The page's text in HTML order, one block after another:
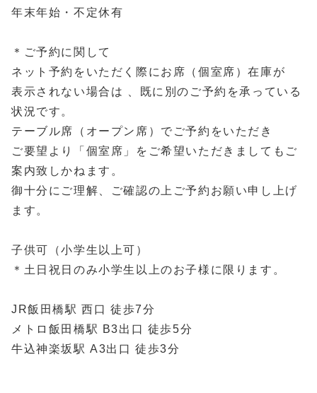
年末年始・不定休有
＊ご予約に関して
ネット予約をいただく際にお席（個室席）在庫が
表示されない場合は 、既に別のご予約を承っている
状況です。
テーブル席（オープン席）でご予約をいただき
ご要望より「個室席」をご希望いただきましてもご
案内致しかねます。
御十分にご理解、ご確認の上ご予約お願い申し上げ
ます。
子供可（小学生以上可）
＊土日祝日のみ小学生以上のお子様に限ります。
JR飯田橋駅 西口 徒歩7分
メトロ飯田橋駅 B3出口 徒歩5分
牛込神楽坂駅 A3出口 徒歩3分